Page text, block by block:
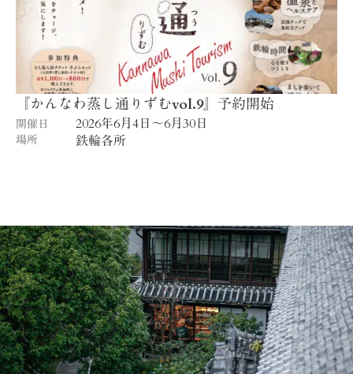
『かんなわ蒸し通りずむvol.9』予約開始
開催日 2026年6月4日〜6月30日
場所 鉄輪各所